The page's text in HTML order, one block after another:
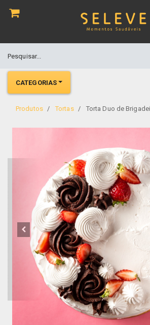
CATEGORIAS
Produtos Tortas Torta Duo de